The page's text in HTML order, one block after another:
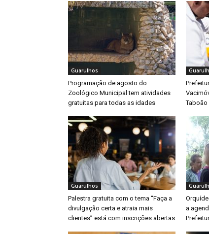
Guarulhos
Programação de agosto do
Zoológico Municipal tem atividades
gratuitas para todas as idades
Taboão
Guarulhos
Palestra gratuita com o tema “Faça a
divulgação certa e atraia mais
clientes” está com inscrições abertas
a